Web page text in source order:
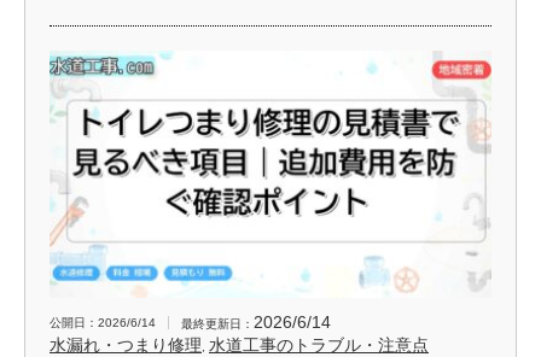
公開日：2026/6/14 最終更新日： 2026/6/14
水漏れ・つまり修理 水道工事のトラブル・注意点